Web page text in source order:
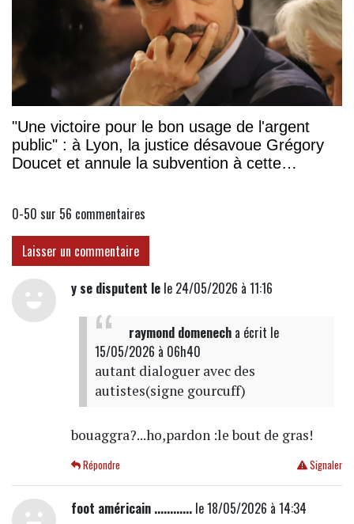
"Une victoire pour le bon usage de l'argent
public" : à Lyon, la justice désavoue Grégory
Doucet et annule la subvention à cette
0-50 sur 56 commentaires
Laisser un commentaire
y se disputent lele 24/05/2026 à 11:16
raymond domenecha écrit le
15/05/2026 à 06h40
autant dialoguer avec des
autistes(signe gourcuff)
bouaggra?...ho,pardon :le bout de gras!
Signaler
Répondre
foot américain ............le 18/05/2026 à 14:34